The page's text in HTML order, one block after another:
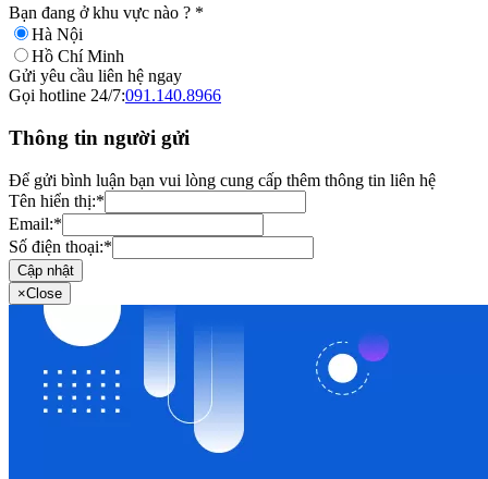
Bạn đang ở khu vực nào ? *
Hà Nội
Hồ Chí Minh
Gửi yêu cầu liên hệ ngay
Gọi hotline 24/7:091.140.8966
Thông tin người gửi
Để gửi bình luận bạn vui lòng cung cấp thêm thông tin liên hệ
Tên hiển thị:*
Email:*
Số điện thoại:*
Cập nhật
×Close